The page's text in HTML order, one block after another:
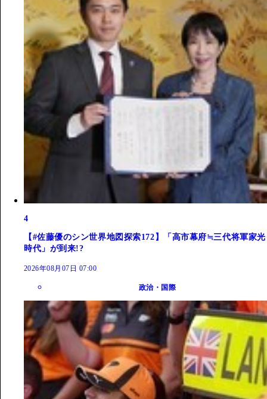
4
【#佐藤優のシン世界地図探索172】「高市幕府≒三代将軍家光
時代」が到来!?
2026年08月07日 07:00
政治・国際